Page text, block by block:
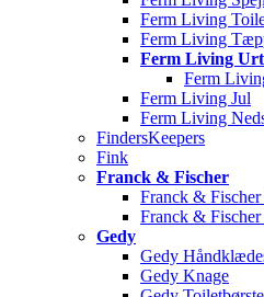
Ferm Living
Ferm Living
Ferm Living
Ferm
Ferm Living Jul
Ferm Living
FindersKeepers
Fink
Franck & Fischer
Franck &
Franck &
Gedy
Gedy
Gedy Knage